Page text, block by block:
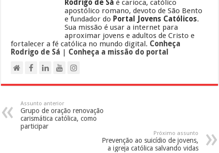
Rodrigo de Sá é carioca, católico
apostólico romano, devoto de São Bento
e fundador do Portal Jovens Católicos.
Sua missão é usar a internet para
aproximar jovens e adultos de Cristo e
fortalecer a fé católica no mundo digital. Conheça
Rodrigo de Sá
Conheça a missão do portal
Assunto anterior
Grupo de oração renovação
carismática católica, como
participar
Próximo assunto
Prevenção ao suicídio de jovens,
a igreja católica salvando vidas